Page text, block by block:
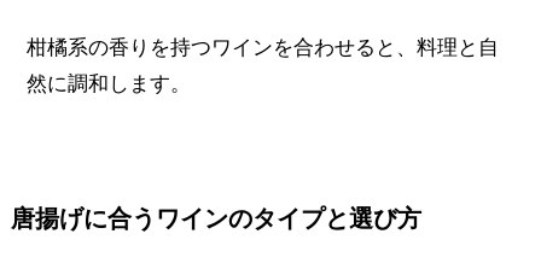
柑橘系の香りを持つワインを合わせると、料理と自
然に調和します。
唐揚げに合うワインのタイプと選び方